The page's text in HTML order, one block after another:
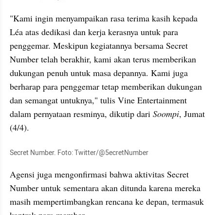
"Kami ingin menyampaikan rasa terima kasih kepada
Léa atas dedikasi dan kerja kerasnya untuk para
penggemar. Meskipun kegiatannya bersama Secret
Number telah berakhir, kami akan terus memberikan
dukungan penuh untuk masa depannya. Kami juga
berharap para penggemar tetap memberikan dukungan
dan semangat untuknya," tulis Vine Entertainment
dalam pernyataan resminya, dikutip dari Soompi, Jumat
(4/4).
Secret Number. Foto: Twitter/@5ecretNumber
Agensi juga mengonfirmasi bahwa aktivitas Secret
Number untuk sementara akan ditunda karena mereka
masih mempertimbangkan rencana ke depan, termasuk